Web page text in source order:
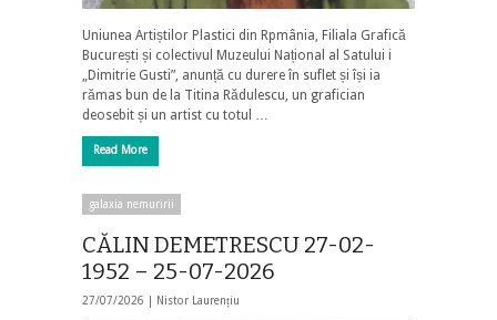
Uniunea Artiștilor Plastici din Rpmânia, Filiala Grafică
București și colectivul Muzeului Național al Satului i
„Dimitrie Gusti”, anunță cu durere în suflet și își ia
rămas bun de la Titina Rădulescu, un grafician
deosebit și un artist cu totul …
Read More
galaxia nemuririi
CĂLIN DEMETRESCU 27-02-
1952 – 25-07-2026
27/07/2026 | Nistor Laurențiu